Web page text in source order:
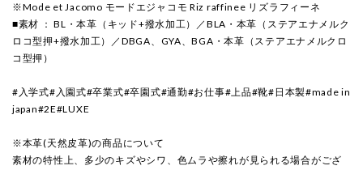
※Mode et Jacomo モードエジャコモ Riz raffinee リズラフィーネ
■素材 ： BL・本革（キッド+撥水加工）／BLA・本革（ステアエナメルク
ロコ型押+撥水加工）／DBGA、GYA、BGA・本革（ステアエナメルクロ
コ型押）
#入学式#入園式#卒業式#卒園式#通勤#お仕事#上品#靴#日本製#made in
japan#2E#LUXE
※本革(天然皮革)の商品について
素材の特性上、多少のキズやシワ、色ムラや擦れが見られる場合がござ